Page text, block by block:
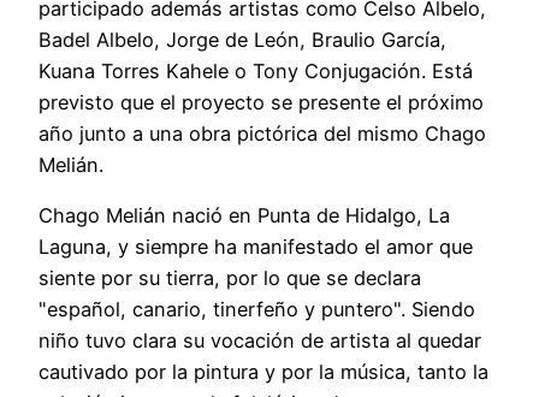
participado además artistas como Celso Albelo,
Badel Albelo, Jorge de León, Braulio García,
Kuana Torres Kahele o Tony Conjugación. Está
previsto que el proyecto se presente el próximo
año junto a una obra pictórica del mismo Chago
Melián.
Chago Melián nació en Punta de Hidalgo, La
Laguna, y siempre ha manifestado el amor que
siente por su tierra, por lo que se declara
"español, canario, tinerfeño y puntero". Siendo
niño tuvo clara su vocación de artista al quedar
cautivado por la pintura y por la música, tanto la